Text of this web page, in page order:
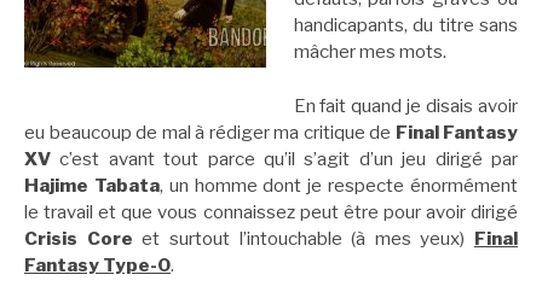
handicapants, du titre sans
mâcher mes mots.
En fait quand je disais avoir
eu beaucoup de mal à rédiger ma critique de Final Fantasy
XV c’est avant tout parce qu’il s’agit d’un jeu dirigé par
Hajime Tabata, un homme dont je respecte énormément
le travail et que vous connaissez peut être pour avoir dirigé
Crisis Core et surtout l’intouchable (à mes yeux) Final
Fantasy Type-0.